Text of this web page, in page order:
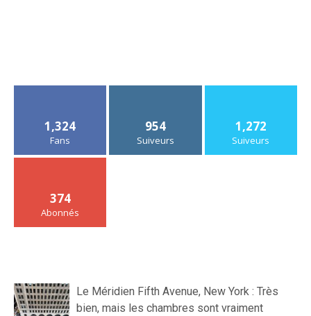
1,324
Fans
954
Suiveurs
1,272
Suiveurs
374
Abonnés
Le Méridien Fifth Avenue, New York : Très
bien, mais les chambres sont vraiment